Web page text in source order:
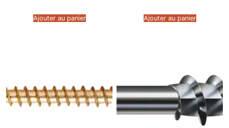
Ajouter au panier Ajouter au panier